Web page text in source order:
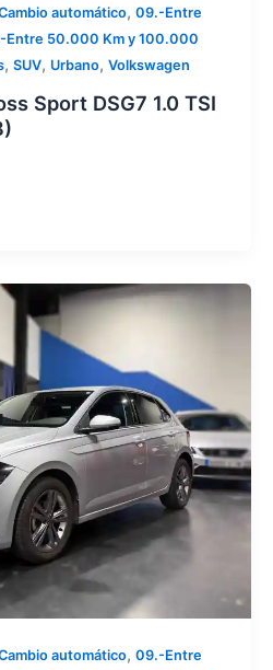
automático, 09.-Entre
Entre 50.000 Km y 100.000
, SUV, Urbano, Volkswagen
Sport DSG7 1.0 TSI
automático, 09.-Entre